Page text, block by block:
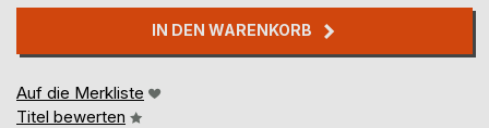
IN DEN WARENKORB
Auf die Merkliste
Titel bewerten